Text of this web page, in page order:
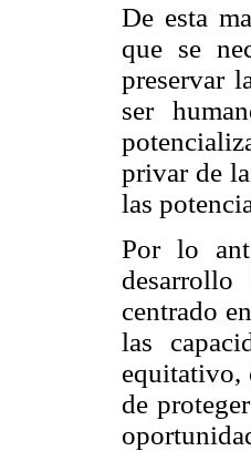
De esta
que se
preservar
ser
privar de
las
Por lo
centrado
las
equitativo,
de